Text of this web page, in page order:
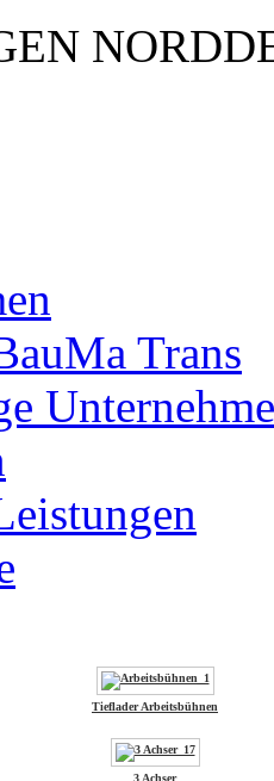
Trans
Tieflader Arbeitsbühnen
3 Achser